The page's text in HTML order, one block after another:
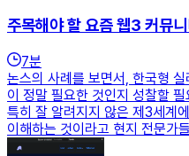
주목해야 할 요즘 웹3 커뮤
7분
논스의 사례를 보면서, 한국형
이 정말 필요한 것인지 성찰할
특히 잘 알려지지 않은 제3세계
이해하는 것이라고 현지 전문가